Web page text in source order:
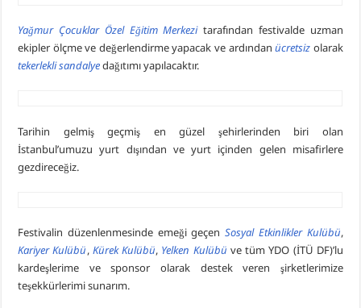
Yağmur Çocuklar Özel Eğitim Merkezitarafından festivalde uzman
ekipler ölçme ve değerlendirme yapacak ve ardındanücretsiz olarak
tekerlekli sandalyedağıtımı yapılacaktır.
Tarihin gelmiş geçmiş en güzel şehirlerinden biri olan
İstanbul’umuzu yurt dışından ve yurt içinden gelen misafirlere
gezdireceğiz.
Festivalin düzenlenmesinde emeği geçenSosyal Etkinlikler Kulübü,
Kariyer Kulübü, Kürek Kulübü, Yelken Kulübü ve tüm YDO (İTÜ DF)’lu
kardeşlerime ve sponsor olarak destek veren şirketlerimize
teşekkürlerimi sunarım.